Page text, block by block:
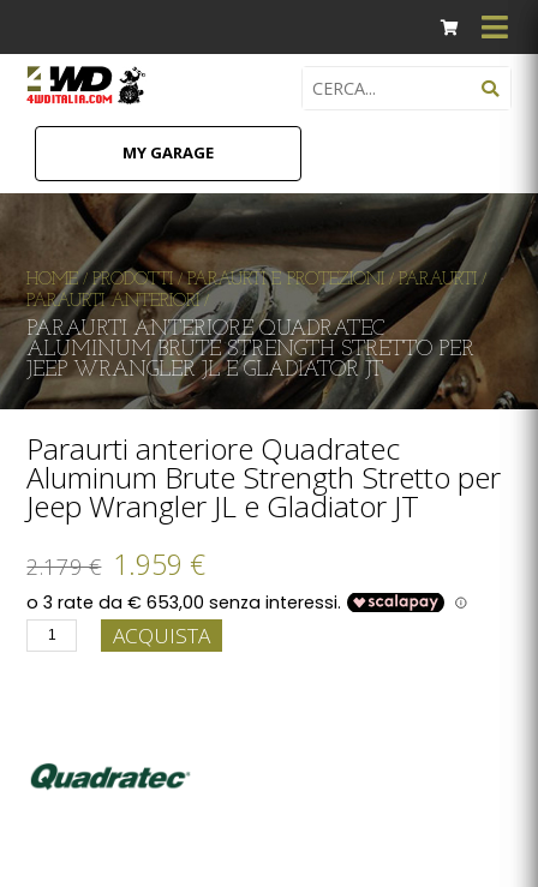
MY GARAGE
HOME/PRODOTTI/PARAURTI E PROTEZIONI /PARAURTI/
PARAURTI ANTERIORI/
PARAURTI ANTERIORE QUADRATEC
ALUMINUM BRUTE STRENGTH STRETTO PER
JEEP WRANGLER JL E GLADIATOR JT
Paraurti anteriore Quadratec
Aluminum Brute Strength Stretto per
Jeep Wrangler JL e Gladiator JT
2.179 € 1.959 €
ACQUISTA